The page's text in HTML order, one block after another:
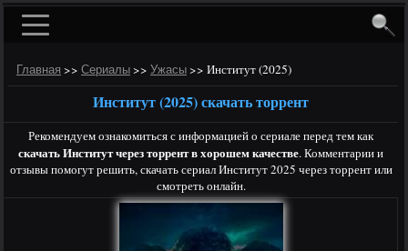
Главная >> Сериалы >> Ужасы >> Институт (2025)
Институт (2025) скачать торрент
Рекомендуем ознакомиться с информацией о сериале перед тем как
скачать Институт через торрент в хорошем качестве. Комментарии и
отзывы помогут решить, скачать сериал Институт 2025 через торрент или
смотреть онлайн.